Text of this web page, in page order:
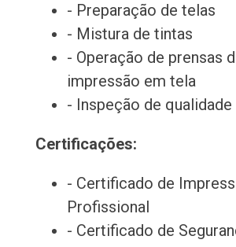
- Preparação de telas
- Mistura de tintas
- Operação de prensas
impressão em tela
- Inspeção de qualidade
Certificações:
- Certificado de
Profissional
- Certificado de